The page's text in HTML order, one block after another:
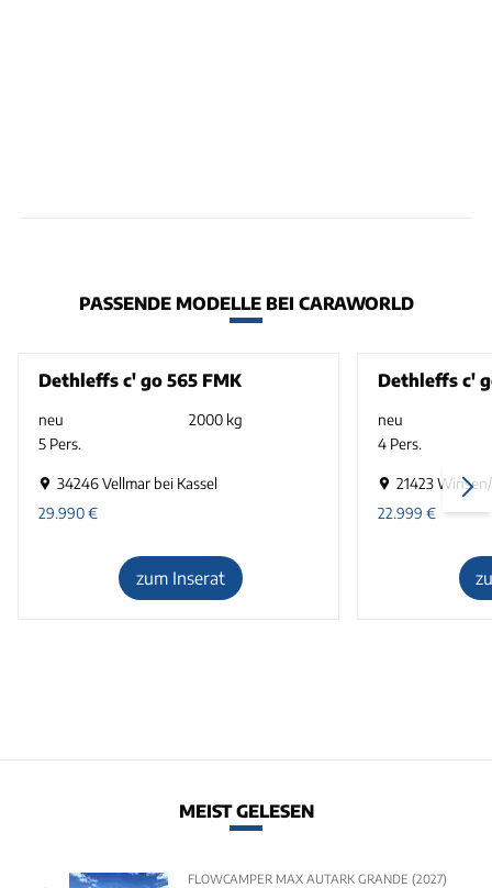
PASSENDE MODELLE BEI CARAWORLD
Dethleffs c' go 565 FMK
neu
2000 kg
5 Pers.
34246 Vellmar bei Kassel
29.990€
zum Inserat
Dethleffs c'
neu
4 Pers.
21423
22.999 €
MEIST GELESEN
FLOWCAMPER MAX AUTARK GRANDE (2027)